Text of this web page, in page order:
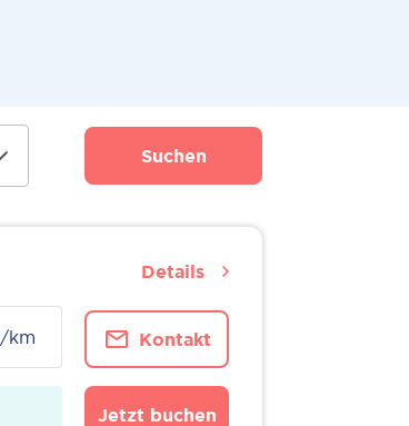
Suchen
/km Kontakt
Jetzt buchen
Details